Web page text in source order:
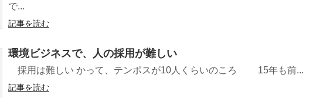
で...
記事を読む
環境ビジネスで、人の採用が難しい
採用は難しい かって、テンポスが10人くらいのころ 15年も前...
記事を読む